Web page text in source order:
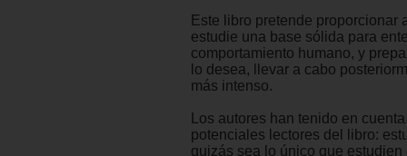
Este libro pretende proporcionar
estudie una base sólida para
comportamiento humano, y
lo desea, llevar a cabo
más intenso.
Los autores han tenido en
potenciales lectores del libro:
quizás sea lo único que